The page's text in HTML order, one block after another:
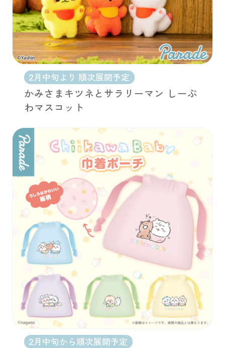
2月中旬より 順次展開予定
かみさまキツネとサラリーマン しーぷ
わマスコット
2月中旬から順次展開予定